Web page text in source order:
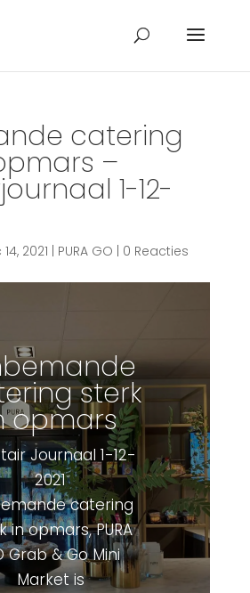
catering
–
1-12-
2021 PURA GO 0 Reacties
sterk
opmars
Journaal 1-12-
2021
catering
in opmars, PURA
Grab & Go Mini
Market is